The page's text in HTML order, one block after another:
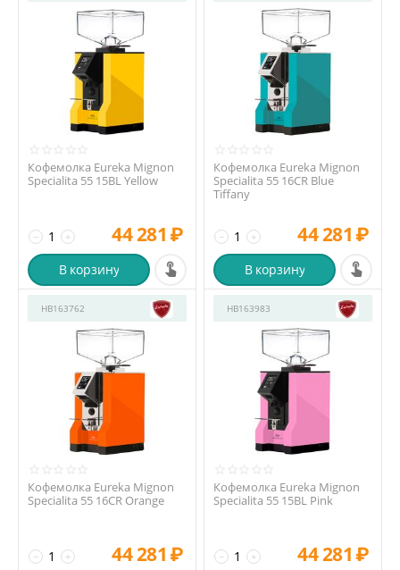
Кофемолка Eureka Mignon
Specialita 55 15BL Yellow
+
− 44 281 ₽
В корзину
Кофемолка Eureka Mignon
Specialita 55 16CR Blue
Tiffany
+
− 44 281 ₽
В корзину
HB163762
Кофемолка Eureka Mignon
Specialita 55 16CR Orange
+
− 44 281 ₽
HB163983
Кофемолка Eureka Mignon
Specialita 55 15BL Pink
+
− 44 281 ₽